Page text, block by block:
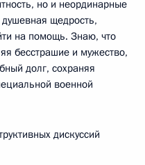
но и неординарные
щедрость,
на помощь. Знаю, что
бесстрашие и мужество,
долг, сохраняя
военной
дискуссий